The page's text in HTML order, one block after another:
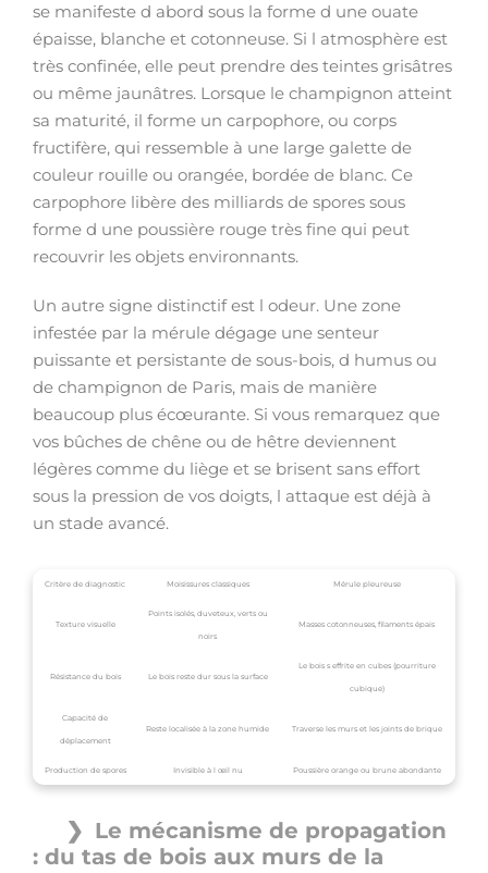
se manifeste d abord sous la forme d une ouate
épaisse, blanche et cotonneuse. Si l atmosphère est
très confinée, elle peut prendre des teintes grisâtres
ou même jaunâtres. Lorsque le champignon atteint
sa maturité, il forme un carpophore, ou corps
fructifère, qui ressemble à une large galette de
couleur rouille ou orangée, bordée de blanc. Ce
carpophore libère des milliards de spores sous
forme d une poussière rouge très fine qui peut
recouvrir les objets environnants.
Un autre signe distinctif est l odeur. Une zone
infestée par la mérule dégage une senteur
puissante et persistante de sous-bois, d humus ou
de champignon de Paris, mais de manière
beaucoup plus écœurante. Si vous remarquez que
vos bûches de chêne ou de hêtre deviennent
légères comme du liège et se brisent sans effort
sous la pression de vos doigts, l attaque est déjà à
un stade avancé.
Critère de diagnostic Moisissures classiques Mérule pleureuse
Texture visuelle
Points isolés, duveteux, verts ou
noirs
Masses cotonneuses, filaments épais
Résistance du bois Le bois reste dur sous la surface
Le bois s effrite en cubes (pourriture
cubique)
Capacité de
déplacement
Reste localisée à la zone humide Traverse les murs et les joints de brique
Production de spores Invisible à l œil nu Poussière orange ou brune abondante
Le mécanisme de propagation
: du tas de bois aux murs de la